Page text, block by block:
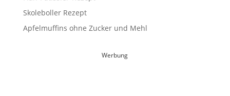
Skoleboller Rezept
Apfelmuffins ohne Zucker und Mehl
Werbung